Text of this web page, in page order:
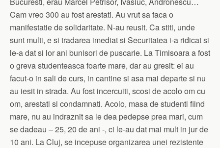
Cam vreo 300 au fost arestati. Au vrut sa faca o
manifestatie de solidaritate. N-au reusit. Ca stiti, unde
sunt multi, e si tradarea imediat si Securitatea i-a ridicat si
le-a dat si lor ani bunisori de puscarie. La Timisoara a fost
o greva studenteasca foarte mare, dar au gresit: ei au
facut-o in sali de curs, in cantine si asa mai departe si nu
au iesit in strada. Au fost incercuiti, scosi de acolo om cu
om, arestati si condamnati. Acolo, masa de studenti fiind
mare, nu au indraznit sa le dea pedepse prea mari, cum
se dadeau – 25, 20 de ani -, ci le-au dat mai mult in jur de
10 ani. La Cluj, se incepuse organizarea unei rezistente